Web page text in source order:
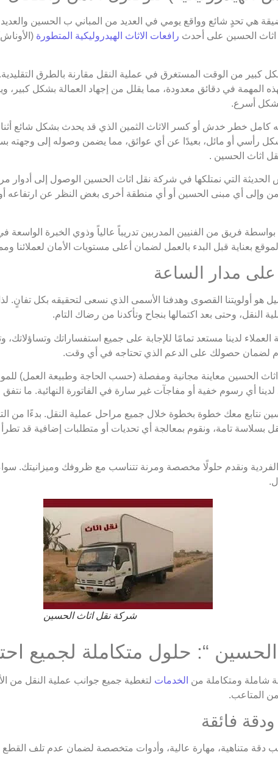
هي تحدٍ شائع وواقع يومي في العديد من المباني ب الحسين
الحسين على أحدث رافعات الاثاث الهيدروليكية المتطورة
كبير من الوقت المستغرق في عملية النقل مقارنة بالطرق
المهمة في دقائق معدودة، مما يقلل من إجهاد العمالة بشكل
أسرع.
خطر خدش أو كسر الاثاث الثمين الذي قد يحدث بشكل شائع أثناء
رأسي أو مائل، بعيدًا عن أي عوائق، مما يضمن وصوله إلى وجهته
اثاث الحسين .
الحديثة التي نمتلكها في شركة نقل اثاث الحسين الوصول إلى أدوار
من وإلى أي مبنى الحسين أو أي منطقة أخرى بغض النظر عن ارتفاعه
فريق من الفنيين المدربين تدريباً عالياً وذوي الخبرة الواسعة
بعناية قبل البدء بالعمل لضمان أعلى مستويات الأمان
هو أولويتنا القصوى وهدفنا الأسمى الذي نسعى لتحقيقه بكل تفانٍ.
وحتى بعد اكتمالها بنجاح وتأكدنا من رضاك التام.
لدينا مستعد تمامًا للإجابة على جميع استفساراتك
لضمان حصولك على الدعم الذي تحتاجه في أي وقت.
الحسين معاينة مجانية ومفصلة (حسب الحاجة وطبيعة العمل) للموقع
لدينا أي رسوم خفية أو مفاجآت غير سارة في الفاتورة النهائية. ما
نتابع معك خطوة بخطوة خلال جميع مراحل عملية النقل. بدءًا من
تامة، ونقوم بمعالجة أي تحديات أو متطلبات إضافية قد تطرأ
الفردية ونقدم حلولًا مخصصة ومرنة تتناسب مع ظروفك وميزانيتك.
شركة نقل اثاث الحسين
“: حلول متكاملة لجميع
شاملة ومتكاملة من الخدمات لتغطية جميع جوانب عملية النقل من
المتاعب.
دقة متناهية، مهارة عالية، وأدوات متخصصة لضمان عدم تلف